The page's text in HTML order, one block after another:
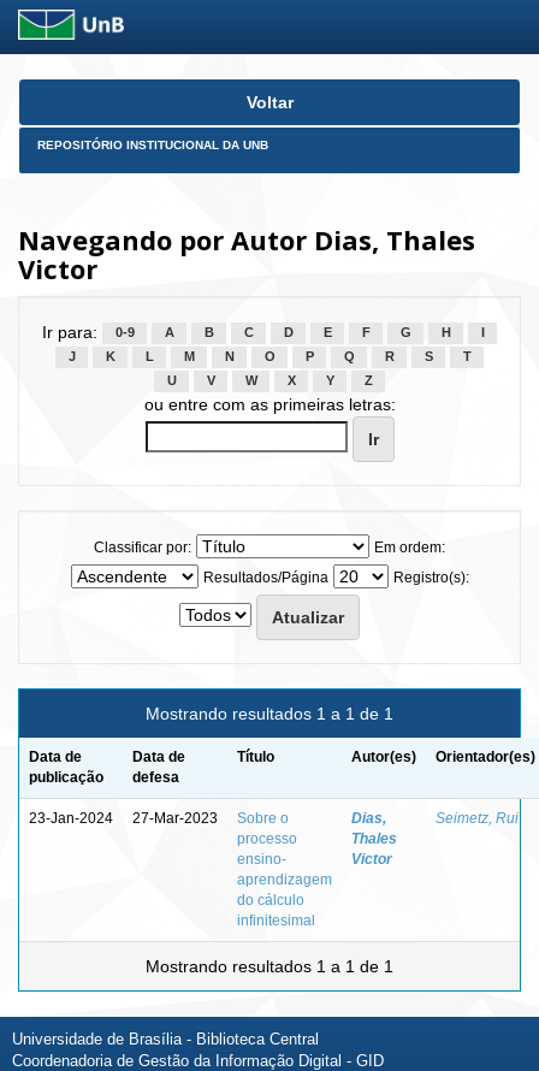
Skip
Voltar
REPOSITÓRIO INSTITUCIONAL DA UNB
Navegando por Autor Dias, Thales
Victor
Ir para: 0-9 A B C D E F G H
J
K L M N O P Q R S
T
U
V W X Y Z
ou entre com as primeiras letras:
Classificar por:
Em ordem:
Resultados/Página
Registro(s):
Mostrando resultados 1 a 1 de 1
Data de
publicação
Data de
defesa
Título Autor(es) Orientador(es)
23-Jan-2024 27-Mar-2023
Sobre o
processo
ensino-
aprendizagem
do cálculo
infinitesimal
Dias,
Thales
Victor
Seimetz, Rui
Mostrando resultados 1 a 1 de 1
Universidade de Brasília - Biblioteca Central
Coordenadoria de Gestão da Informação Digital - GID